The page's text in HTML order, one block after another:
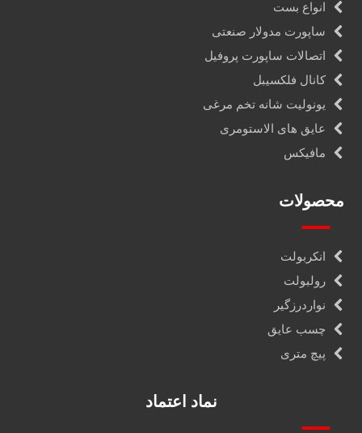
انواع بست
ساپورت مدولار صنعتی
اتصالات ساپورت پروفیل
کانال فلکسیبل
یونولیت شانه تخم مرغی
عایق های الاستومری
مافیکس
محصولات
انکربولت
رولبولت
نواردرزگیر
چسب عایق
پیچ متری
نماد اعتماد